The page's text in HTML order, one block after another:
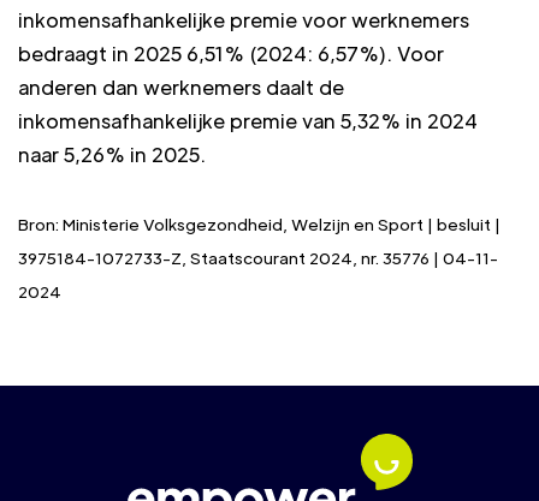
inkomensafhankelijke premie voor werknemers
bedraagt in 2025 6,51% (2024: 6,57%). Voor
anderen dan werknemers daalt de
inkomensafhankelijke premie van 5,32% in 2024
naar 5,26% in 2025.
Bron: Ministerie Volksgezondheid, Welzijn en Sport | besluit |
3975184-1072733-Z, Staatscourant 2024, nr. 35776 | 04-11-
2024